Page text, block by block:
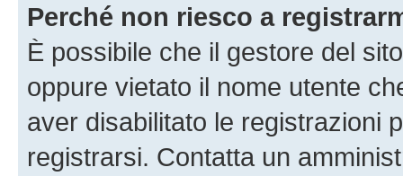
Perché non riesco a
È possibile che il gestore del
oppure vietato il nome utente
aver disabilitato le registrazioni
registrarsi. Contatta un